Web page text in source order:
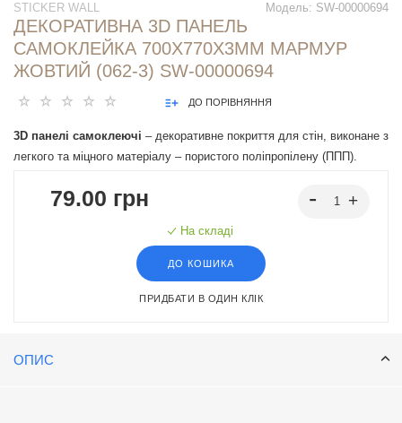
Модель: SW-00000694
STICKER WALL
ДЕКОРАТИВНА 3D ПАНЕЛЬ
САМОКЛЕЙКА 700Х770Х3ММ МАРМУР
ЖОВТИЙ (062-3) SW-00000694
ДО ПОРІВНЯННЯ
3D панелі самоклеючі – декоративне покриття для стін, виконане з
легкого та міцного матеріалу – пористого поліпропілену (ППП).
широкому різноманітті кольорів та наявність клейового шару, що
79.00 грн
На складі
ДО КОШИКА
ПРИДБАТИ В ОДИН КЛІК
ОПИС